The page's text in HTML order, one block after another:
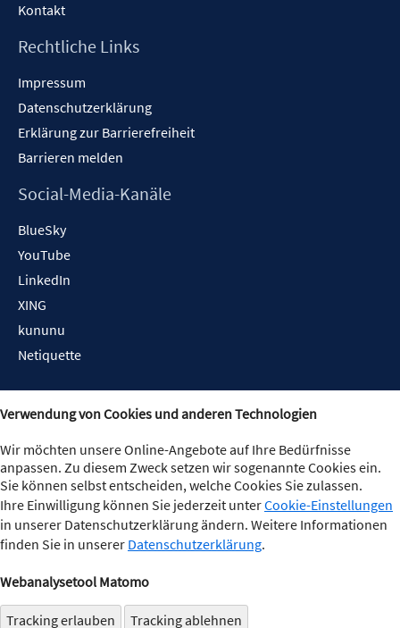
Kontakt
Rechtliche Links
Impressum
Datenschutzerklärung
Erklärung zur Barrierefreiheit
Barrieren melden
Social-Media-Kanäle
BlueSky
YouTube
LinkedIn
XING
kununu
Netiquette
Verwendung von Cookies und anderen Technologien
Wir möchten unsere Online-Angebote auf Ihre Bedürfnisse
anpassen. Zu diesem Zweck setzen wir sogenannte Cookies ein.
Sie können selbst entscheiden, welche Cookies Sie zulassen.
Ihre Einwilligung können Sie jederzeit unterCookie-Einstellungen
in unserer Datenschutzerklärung ändern. Weitere Informationen
finden Sie in unserer Datenschutzerklärung.
Webanalysetool Matomo
Tracking erlauben Tracking ablehnen